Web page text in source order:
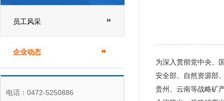
员工风采
企业动态
电话：0472-5250886
为深入贯彻党中央、
安全部、自然资源部
贵州、云南等战略矿